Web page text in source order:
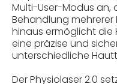
Multi-User-Modus an,
Behandlung
hinaus ermöglicht die
eine präzise und
unterschiedliche
Der Physiolaser 2.0